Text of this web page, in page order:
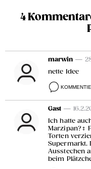
4
marwin —
nette Idee
Gast —
Ich hatte
Marzipan?‍♀️
Torten
Supermarkt.
Ausstechen
beim